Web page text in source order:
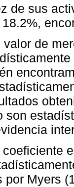
de sus
valor de
son
Myers